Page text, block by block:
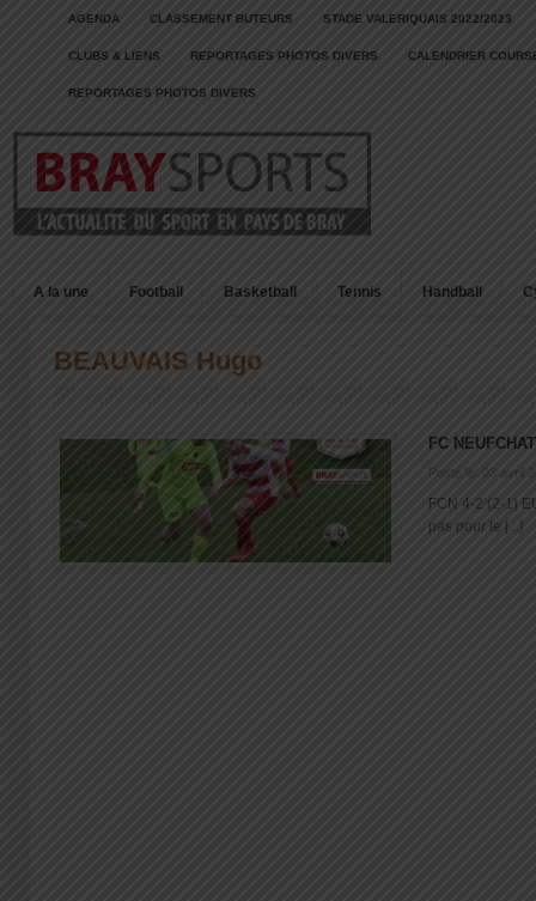
AGENDA CLASSEMENT BUTEURS STADE VALERIQUAIS 2022/2023
CLUBS & LIENS REPORTAGES PHOTOS DIVERS CALENDRIER
REPORTAGES PHOTOS DIVERS
A la une Football Basketball Tennis Handball
BEAUVAIS Hugo
FC
Posté le: 03 avril
FCN 4-2 (2-1)
pas pour le [...]